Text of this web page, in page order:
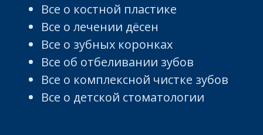
Все о костной пластике
Все о лечении дёсен
Все о зубных коронках
Все об отбеливании зубов
Все о комплексной чистке зубов
Все о детской стоматологии